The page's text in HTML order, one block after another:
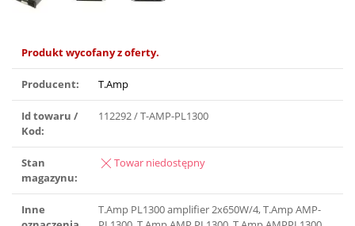
Produkt wycofany z oferty.
Producent: T.Amp
Id towaru /
Kod:
112292 / T-AMP-PL1300
Stan
magazynu:
Towar niedostępny
Inne
T.Amp PL1300 amplifier 2x650W/4, T.Amp AMP-